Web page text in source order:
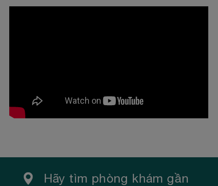
Xem thêm
Hãy tìm phòng khám gần